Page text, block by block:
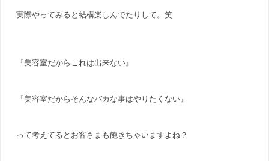
実際やってみると結構楽しんでたりして。笑
『美容室だからこれは出来ない』
『美容室だからそんなバカな事はやりたくない』
って考えてるとお客さまも飽きちゃいますよね？